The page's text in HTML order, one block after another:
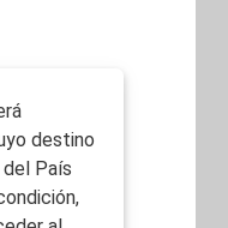
destino
País